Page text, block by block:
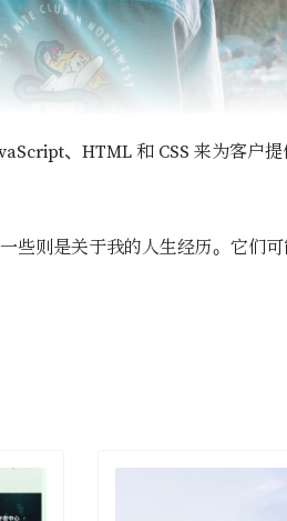
、HTML 和 CSS 来为客户
些则是关于我的人生经历。它们